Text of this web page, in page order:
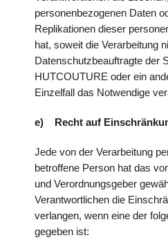
personenbezogenen Daten
Replikationen dieser
hat, soweit die Verarbeitung
Datenschutzbeauftragte der
HUTCOUTURE oder ein
Einzelfall das Notwendige
e) Recht auf
Jede von der Verarbeitung
betroffene Person hat das
und Verordnungsgeber
Verantwortlichen die
verlangen, wenn eine der
gegeben ist: